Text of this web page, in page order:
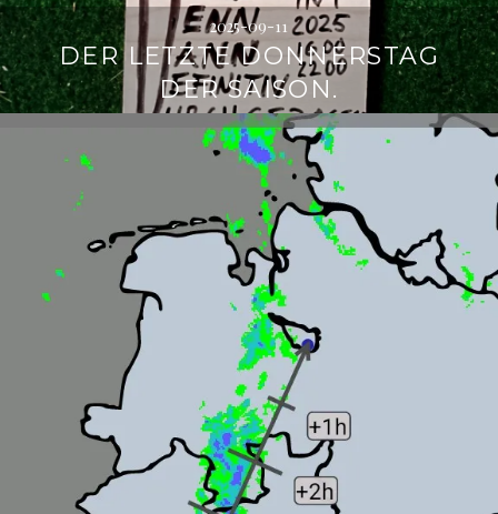
2025-09-11
DER LETZTE DONNERSTAG
DER SAISON.